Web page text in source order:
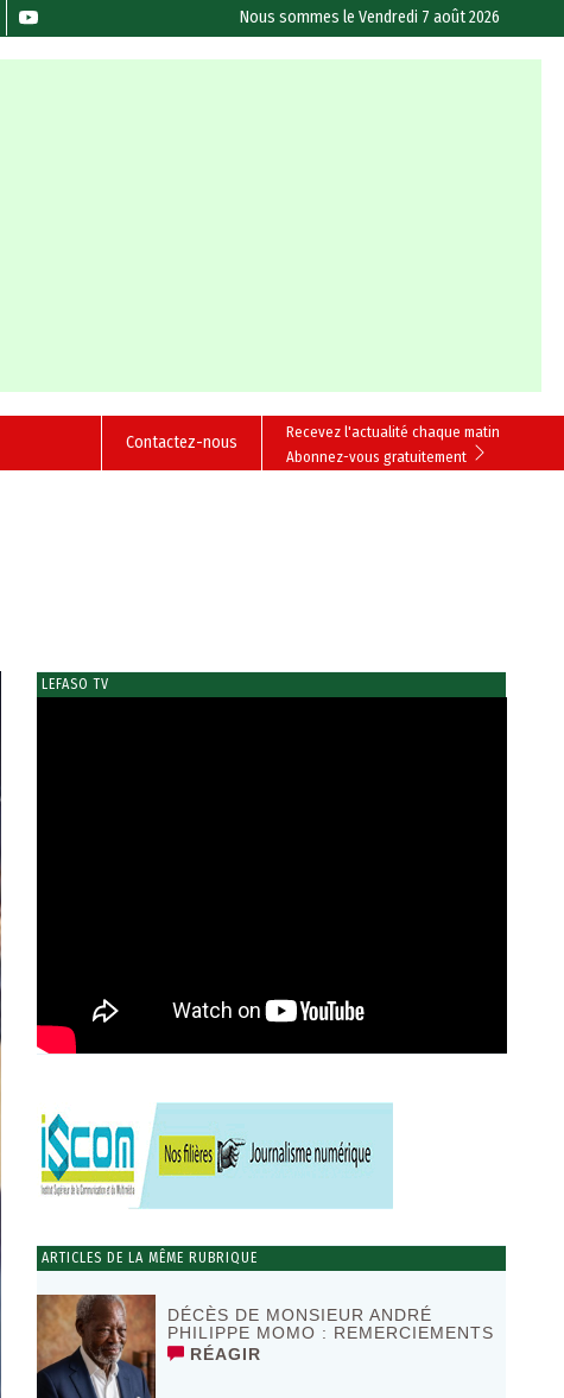
Nous sommes leVendredi 7 août 2026
Recevez l'actualité chaque matin
Abonnez-vous gratuitement
Contactez-nous
LEFASO TV
ARTICLES DE LA MÊME RUBRIQUE
DÉCÈS DE MONSIEUR ANDRÉ
PHILIPPE MOMO : REMERCIEMENTS
RÉAGIR